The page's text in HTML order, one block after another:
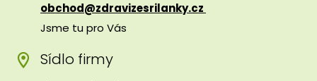
obchod@zdravizesrilanky.cz
Jsme tu pro Vás
Sídlo firmy